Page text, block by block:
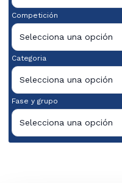
Competición
Selecciona una opción
Categoria
Selecciona una opción
Fase y grupo
Selecciona una opción